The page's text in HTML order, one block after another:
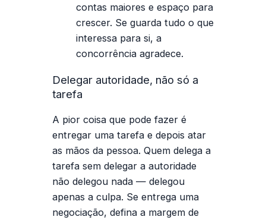
contas maiores e espaço para
crescer. Se guarda tudo o que
interessa para si, a
concorrência agradece.
Delegar autoridade, não só a
tarefa
A pior coisa que pode fazer é
entregar uma tarefa e depois atar
as mãos da pessoa. Quem delega a
tarefa sem delegar a autoridade
não delegou nada — delegou
apenas a culpa. Se entrega uma
negociação, defina a margem de